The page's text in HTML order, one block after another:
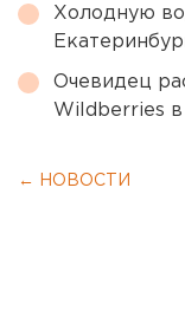
Холодную
Очевидец
Wildberries в
← НОВОСТИ